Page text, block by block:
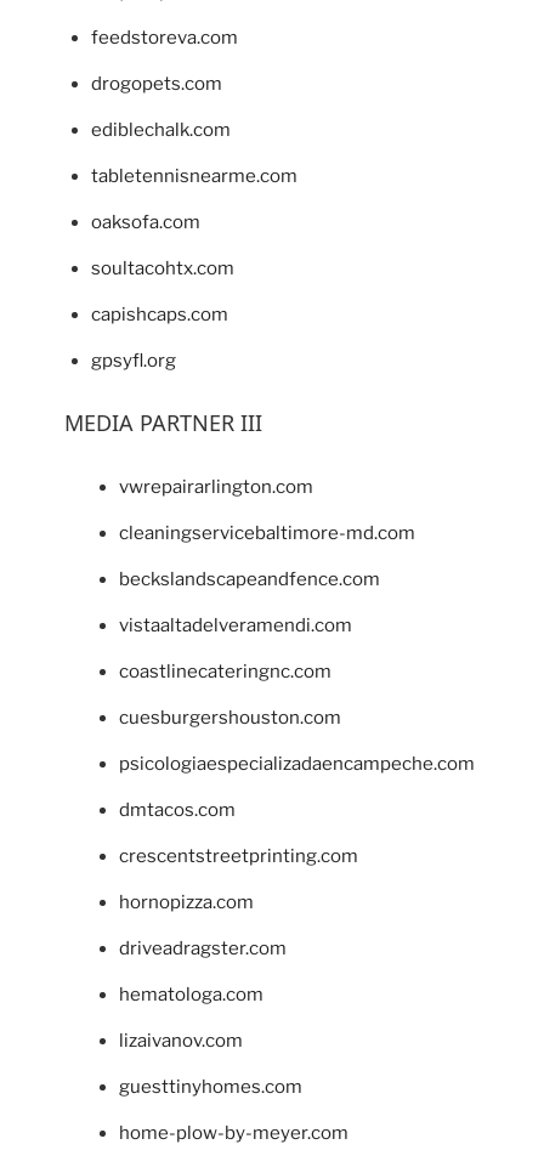
feedstoreva.com
drogopets.com
ediblechalk.com
tabletennisnearme.com
oaksofa.com
soultacohtx.com
capishcaps.com
gpsyfl.org
MEDIA PARTNER III
vwrepairarlington.com
cleaningservicebaltimore-md.com
beckslandscapeandfence.com
vistaaltadelveramendi.com
coastlinecateringnc.com
cuesburgershouston.com
psicologiaespecializadaencampeche.com
dmtacos.com
crescentstreetprinting.com
hornopizza.com
driveadragster.com
hematologa.com
lizaivanov.com
guesttinyhomes.com
home-plow-by-meyer.com